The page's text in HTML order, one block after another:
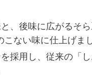
、後味に広がるそ
ない味に仕上げまし
採用し、従来の「